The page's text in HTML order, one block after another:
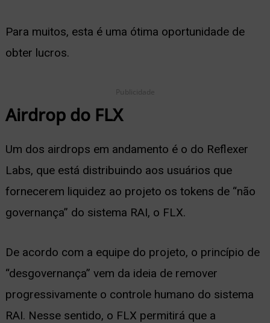
Para muitos, esta é uma ótima oportunidade de
obter lucros.
Publicidade
Airdrop do FLX
Um dos airdrops em andamento é o do Reflexer
Labs, que está distribuindo aos usuários que
fornecerem liquidez ao projeto os tokens de “não
governança” do sistema RAI, o FLX.
De acordo com a equipe do projeto, o princípio de
“desgovernança” vem da ideia de remover
progressivamente o controle humano do sistema
RAI. Nesse sentido, o FLX permitirá que a